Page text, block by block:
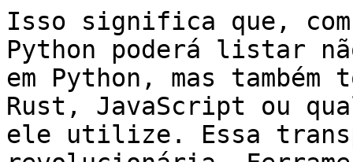
Isso significa que, com
Python poderá listar
em Python, mas
Rust, JavaScript ou
ele utilize. Essa